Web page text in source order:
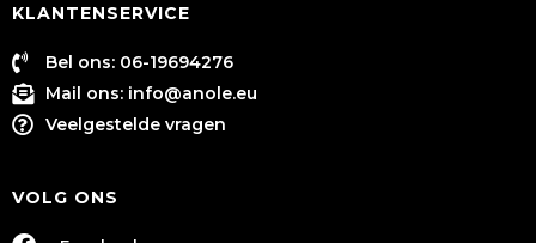
KLANTENSERVICE
Bel ons: 06-19694276
Mail ons: info@anole.eu
Veelgestelde vragen
VOLG ONS